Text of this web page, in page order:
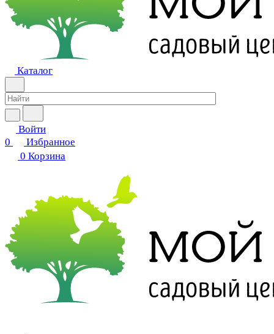
Каталог
Войти
0
Избранное
0 Корзина